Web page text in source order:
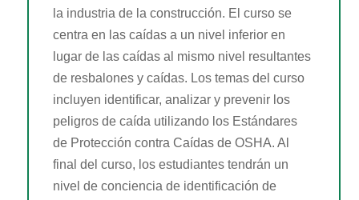
General Industry (Spanish)
Disaster Site Worker
Maritime
OTIEC Transcript
la industria de la construcción. El curso se
centra en las caídas a un nivel inferior en
lugar de las caídas al mismo nivel resultantes
de resbalones y caídas. Los temas del curso
incluyen identificar, analizar y prevenir los
peligros de caída utilizando los Estándares
de Protección contra Caídas de OSHA. Al
final del curso, los estudiantes tendrán un
nivel de conciencia de identificación de